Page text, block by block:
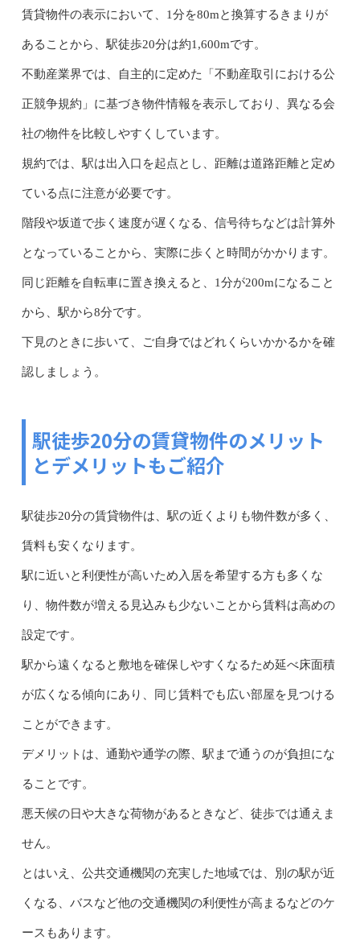
賃貸物件の表示において、1分を80mと換算するきまりが
あることから、駅徒歩20分は約1,600mです。
不動産業界では、自主的に定めた「不動産取引における公
正競争規約」に基づき物件情報を表示しており、異なる会
社の物件を比較しやすくしています。
規約では、駅は出入口を起点とし、距離は道路距離と定め
ている点に注意が必要です。
階段や坂道で歩く速度が遅くなる、信号待ちなどは計算外
となっていることから、実際に歩くと時間がかかります。
同じ距離を自転車に置き換えると、1分が200mになること
から、駅から8分です。
下見のときに歩いて、ご自身ではどれくらいかかるかを確
認しましょう。
駅徒歩20分の賃貸物件のメリット
とデメリットもご紹介
駅徒歩20分の賃貸物件は、駅の近くよりも物件数が多く、
賃料も安くなります。
駅に近いと利便性が高いため入居を希望する方も多くな
り、物件数が増える見込みも少ないことから賃料は高めの
設定です。
駅から遠くなると敷地を確保しやすくなるため延べ床面積
が広くなる傾向にあり、同じ賃料でも広い部屋を見つける
ことができます。
デメリットは、通勤や通学の際、駅まで通うのが負担にな
ることです。
悪天候の日や大きな荷物があるときなど、徒歩では通えま
せん。
とはいえ、公共交通機関の充実した地域では、別の駅が近
くなる、バスなど他の交通機関の利便性が高まるなどのケ
ースもあります。